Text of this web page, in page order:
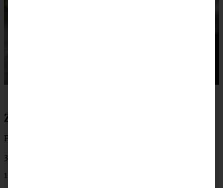
Zutaten cremige Salsiccia-Carbonara
Für 4 Portionen:
300 g Salsiccia
1 Knoblauchzehe